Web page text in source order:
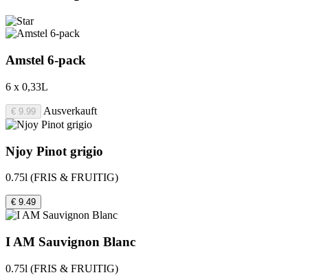
Amstel 6-pack
6 x 0,33L
€ 9.99 Ausverkauft
Njoy Pinot grigio
0.75l (FRIS & FRUITIG)
€ 9.49
I AM Sauvignon Blanc
0.75l (FRIS & FRUITIG)